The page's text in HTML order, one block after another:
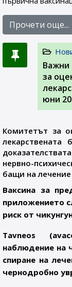
Прочети още...
Важни
за
юни
Комитетът за
лекарствената
нервно-
бащи на
Ваксина за
приложението
риск от
Tavneos
наблюдение на
спиране на
чернодробно